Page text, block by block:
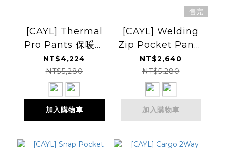
[CAYL] Thermal
Pro Pants 保暖抓
絨長褲
NT$4,224
NT$5,280
加入購物車
售完
[CAYL] Welding
Zip Pocket Pants
拉鍊多口袋長褲
NT$2,640
NT$5,280
加入購物車